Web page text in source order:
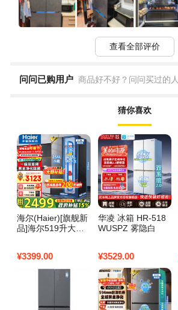
查看全部评价
问问已购用户 商品好不好？问问买过的人
猜你喜欢
海尔(Haier)[旗舰新
品]海尔519升大容
精控双循环超大巨
冷冻对开门冰箱
¥3399.00
华凌 冰箱 HR-518
WUSPZ 雾隐白
¥3529.00